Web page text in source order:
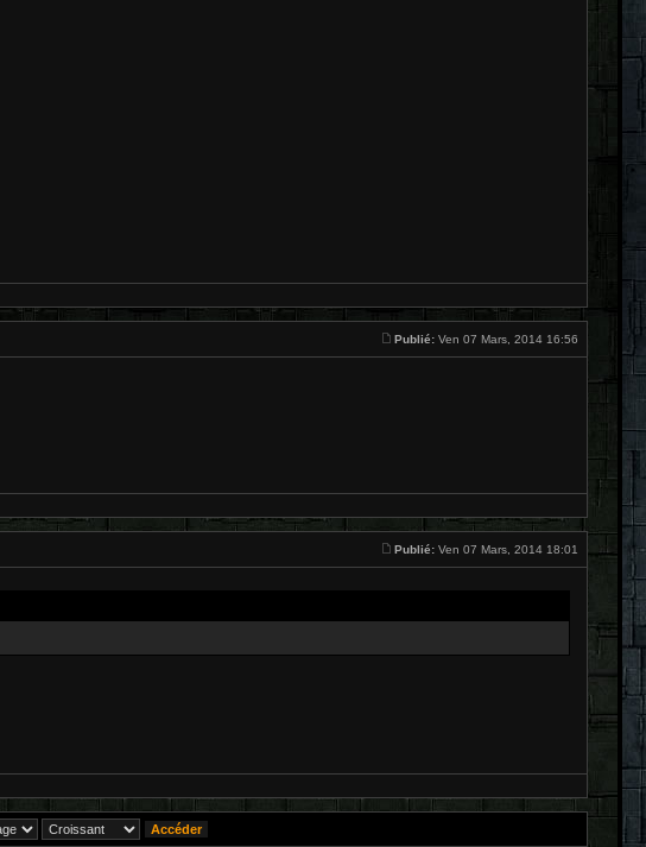
Publié: Ven 07 Mars, 2014 16:56
Publié: Ven 07 Mars, 2014 18:01